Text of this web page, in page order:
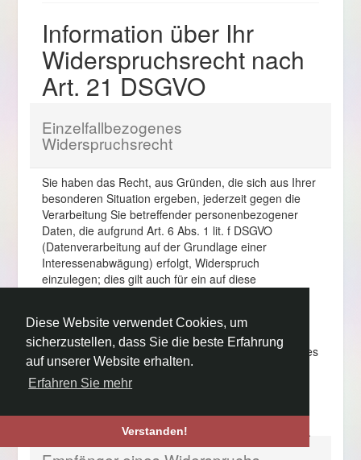
Diese Website verwendet Cookies, um
sicherzustellen, dass Sie die beste Erfahrung
auf unserer Website erhalten.
Erfahren Sie mehr
Verstanden!
Information über Ihr
Widerspruchsrecht nach
Art. 21 DSGVO
Einzelfallbezogenes
Widerspruchsrecht
Sie haben das Recht, aus Gründen, die sich aus Ihrer
besonderen Situation ergeben, jederzeit gegen die
Verarbeitung Sie betreffender personenbezogener
Daten, die aufgrund Art. 6 Abs. 1 lit. f DSGVO
(Datenverarbeitung auf der Grundlage einer
Interessenabwägung) erfolgt, Widerspruch
einzulegen; dies gilt auch für ein auf diese
Legen Sie Widerspruch ein, werden wir Ihre
personenbezogenen Daten nicht mehr verarbeiten, es
sei denn, wir können zwingende schutzwürdige
Gründe für die Verarbeitung nachweisen, die Ihre
die Verarbeitung dient der Geltendmachung,
Ausübung oder Verteidigung von Rechtsansprüchen.